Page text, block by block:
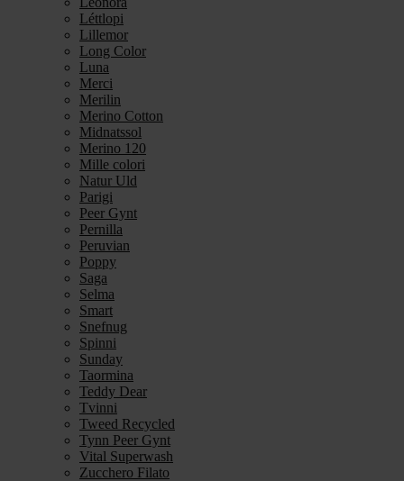
Léttlopi
Lillemor
Long Color
Luna
Merci
Merilin
Merino Cotton
Midnatssol
Merino 120
Mille colori
Natur Uld
Parigi
Peer Gynt
Pernilla
Peruvian
Poppy
Saga
Selma
Smart
Snefnug
Spinni
Sunday
Taormina
Teddy Dear
Tvinni
Tweed Recycled
Tynn Peer Gynt
Vital Superwash
Zucchero Filato